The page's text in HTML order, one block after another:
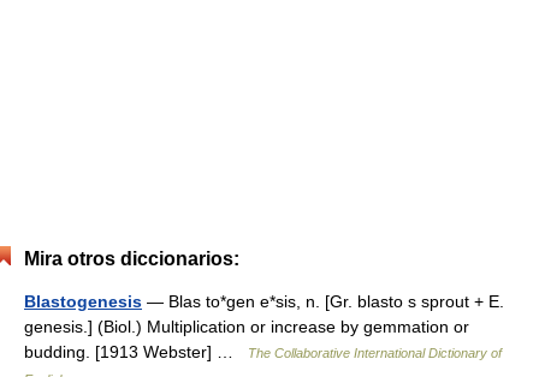
Mira otros diccionarios:
Blastogenesis — Blas to*gen e*sis, n. [Gr. blasto s sprout + E.
genesis.] (Biol.) Multiplication or increase by gemmation or
budding. [1913 Webster] …
The Collaborative International Dictionary of